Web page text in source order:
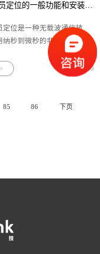
定位是一种无载波通信技
纳秒到微秒的非正弦窄脉冲
。采用脉冲宽度为ns级的快
降脉冲，脉冲覆盖的频谱为
频谱形状可以通过非常窄
2022/01/10
85 86 下页